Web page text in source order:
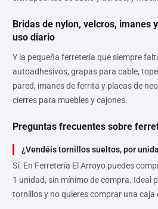
Bridas de nylon, velcros, imanes
uso diario
Y la pequeña ferretería que siempre
autoadhesivos, grapas para cable,
pared, imanes de ferrita y placas de
cierres para muebles y cajones.
Preguntas frecuentes sobre
¿Vendéis tornillos sueltos, por
Sí. En Ferretería El Arroyo puedes
1 unidad, sin mínimo de compra. Ideal
tornillos y no quieres comprar una caja